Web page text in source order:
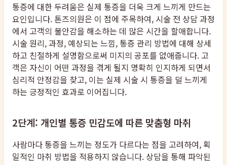
통증에 대한 두려움은 실제 통증을 더욱 크게 느끼게 만드는
요인입니다. 톤즈의원은 이 점에 주목하여, 시술 전 상담 과정
에서 고객의 불안감을 해소하는 데 많은 시간을 할애합니다.
시술 원리, 과정, 예상되는 느낌, 통증 관리 방법에 대해 상세
하고 친절하게 설명함으로써 미지의 공포를 없애줍니다. 고
객은 자신이 어떤 과정을 겪게 될지 명확히 인지하게 되면서
심리적 안정감을 찾고, 이는 실제 시술 시 통증을 덜 느끼게
하는 긍정적인 효과로 이어집니다.
2단계: 개인별 통증 민감도에 따른 맞춤형 마취
사람마다 통증을 느끼는 정도가 다르다는 점을 고려하여, 획
일적인 마취 방법을 적용하지 않습니다. 상담을 통해 파악된